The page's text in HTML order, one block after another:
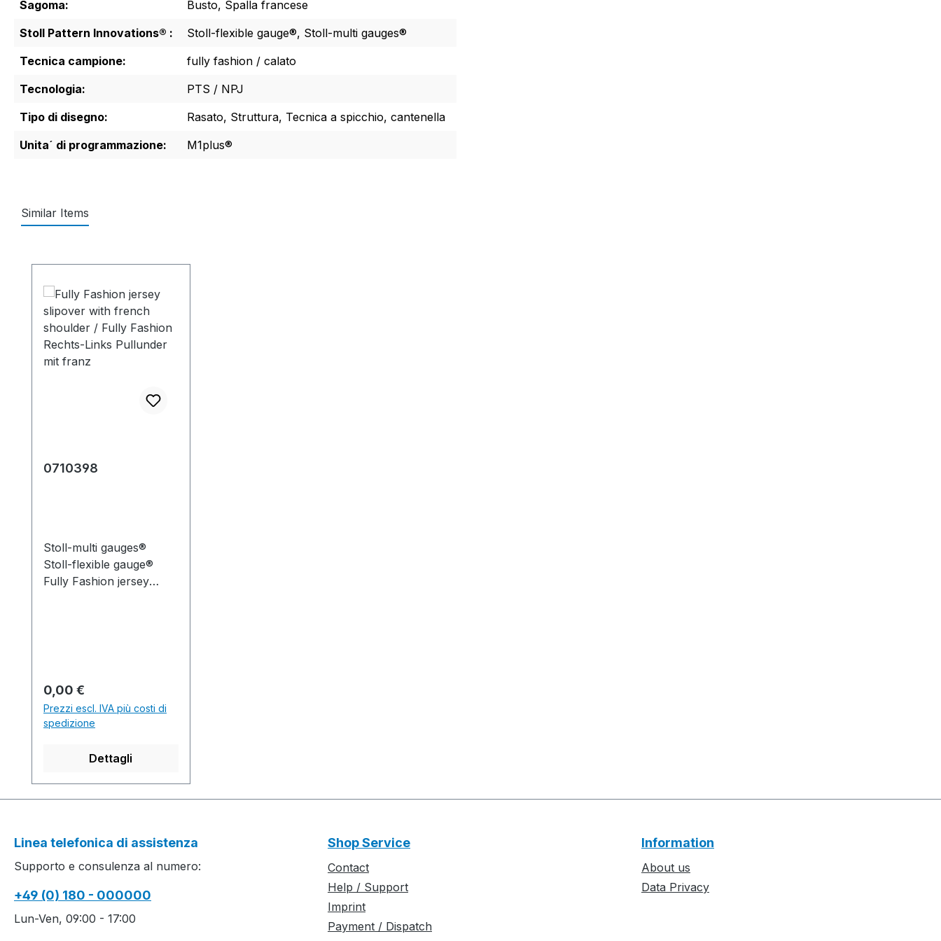
Sagoma:
Busto, Spalla francese
Stoll Pattern Innovations® :
Stoll-flexible gauge®, Stoll-multi gauges®
Tecnica campione:
fully fashion / calato
Tecnologia:
PTS / NPJ
Tipo di disegno:
Rasato, Struttura, Tecnica a spicchio, cantenella
Unita´ di programmazione:
M1plus®
Similar Items
0710398
Stoll-multi gauges®
Stoll-flexible gauge®
Fully Fashion jersey
Rechts-Links Pullunder
mit französischer
Schulter und
angestrickten
Pullunder in einem Teil
gestrickt. Production
time / Produktionszeit: 2
m/sec.
................................................
............................................
M1 Software-Version:
Prezzo normale:
0,00 €
Prezzi escl. IVA più costi di
spedizione
Dettagli
Linea telefonica di assistenza
Supporto e consulenza al numero:
+49 (0) 180 - 000000
Lun-Ven, 09:00 - 17:00
Shop Service
Contact
Help / Support
Imprint
Payment / Dispatch
Information
About us
Data Privacy